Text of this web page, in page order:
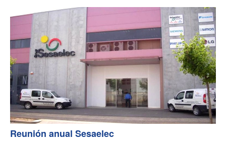
Reunión anual Sesaelec